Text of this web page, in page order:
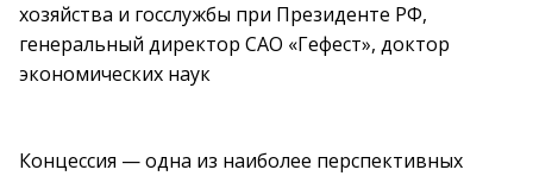
хозяйства и госслужбы при Президенте РФ,
генеральный директор САО «Гефест», доктор
экономических наук
Концессия — одна из наиболее перспективных